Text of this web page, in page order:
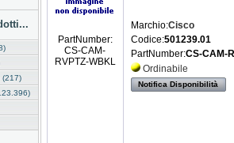
(217)
PartNumber:
CS-CAM-
RVPTZ-WBKL
Marchio:Cisco
Codice:501239.01
PartNumber:CS-CAM-
Ordinabile
Notifica Disponibilità